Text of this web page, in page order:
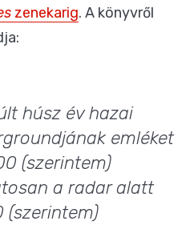
zenekarig. A könyvről
húsz év hazai
emléket
(szerintem)
a radar alatt
(szerintem)